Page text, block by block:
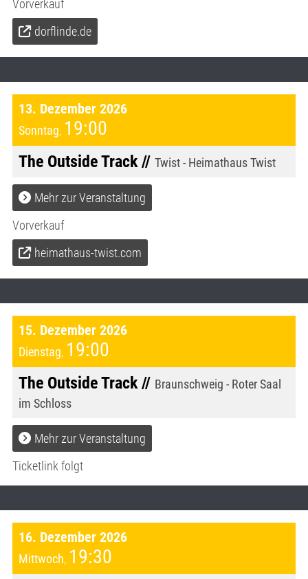
Vorverkauf
dorflinde.de
13. Dezember 2026
Sonntag, 19:00
The Outside Track // Twist - Heimathaus Twist
Mehr zur Veranstaltung
Vorverkauf
heimathaus-twist.com
15. Dezember 2026
Dienstag, 19:00
The Outside Track // Braunschweig - Roter Saal
im Schloss
Mehr zur Veranstaltung
Ticketlink folgt
16. Dezember 2026
Mittwoch, 19:30